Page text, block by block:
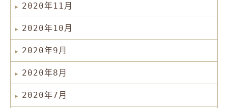
2020年11月
2020年10月
2020年9月
2020年8月
2020年7月